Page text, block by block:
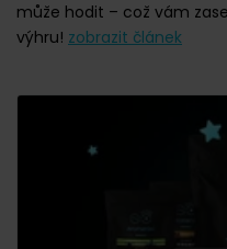
může hodit – což vám
výhru! zobrazit článek